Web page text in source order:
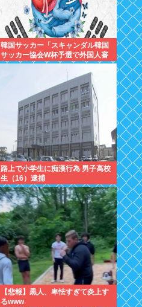
韓国サッカー「スキャンダル韓国
サッカー協会W杯予選で外国人審
判に性接待したことが発覚！」
路上で小学生に痴漢行為 男子高校
生（16）逮捕
【悲報】黒人、卑怯すぎて炎上す
るwww